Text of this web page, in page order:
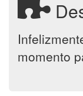
momento